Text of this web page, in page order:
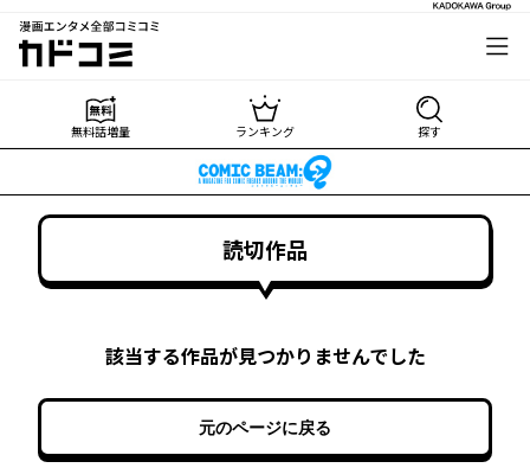
漫画エンタメ全部コミコミ
カドコミ
無料話増量 ランキング 探す
読切作品
該当する作品が見つかりませんでした
元のページに戻る